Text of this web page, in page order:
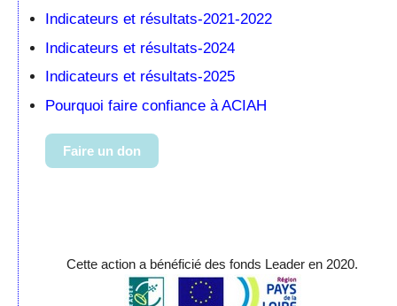
Indicateurs et résultats-2021-2022
Indicateurs et résultats-2024
Indicateurs et résultats-2025
Pourquoi faire confiance à ACIAH
Faire un don
Cette action a bénéficié des fonds Leader en 2020.